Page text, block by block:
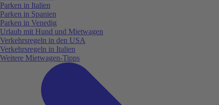
Parken in Italien
Parken in Spanien
Parken in Venedig
Urlaub mit Hund und Mietwagen
Verkehrsregeln in den USA
Verkehrsregeln in Italien
Weitere Mietwagen-Tipps